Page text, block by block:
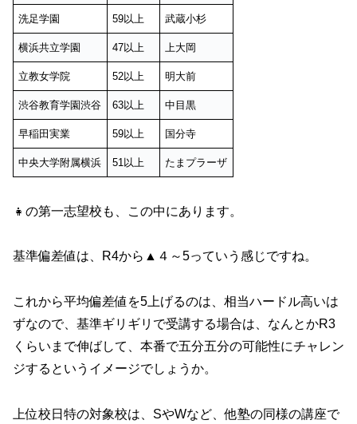
洗足学園 59以上 武蔵小杉
横浜共立学園 47以上 上大岡
立教女学院 52以上 明大前
渋谷教育学園渋谷 63以上 中目黒
早稲田実業 59以上 国分寺
中央大学附属横浜 51以上 たまプラーザ
👧の第一志望校も、この中にあります。
基準偏差値は、R4から▲４～5っていう感じですね。
これから平均偏差値を5上げるのは、相当ハードル高いは
ずなので、基準ギリギリで受講する場合は、なんとかR3
くらいまで伸ばして、本番で五分五分の可能性にチャレン
ジするというイメージでしょうか。
上位校日特の対象校は、SやWなど、他塾の同様の講座で